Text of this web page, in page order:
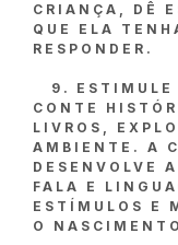
CRIANÇA, DÊ
QUE ELA
RESPONDER.
ESTIMULE
CONTE
LIVROS,
AMBIENTE. A
DESENVOLVE
FALA E
ESTÍMULOS E
O